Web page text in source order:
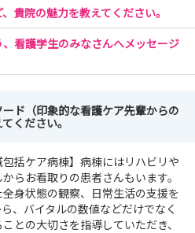
貴院の魅力を教えてください。
看護学生のみなさんへメッセージ
ド（印象的な看護ケア先輩からの
ください。
括ケア病棟】病棟にはリハビリや
らお看取りの患者さんもいます。
身状態の観察、日常生活の支援を
、バイタルの数値などだけでなく
との大切さを指導していただき、